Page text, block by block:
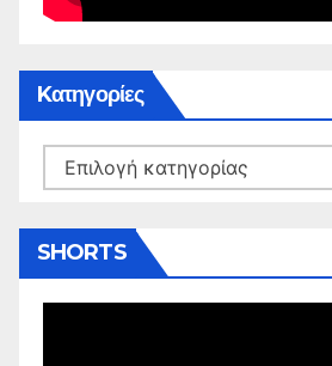
Kατηγορίες
Kατηγορίες
SHORTS